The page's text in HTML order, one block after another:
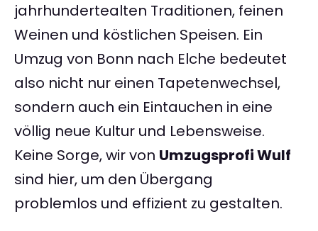
jahrhundertealten Traditionen, feinen
Weinen und köstlichen Speisen. Ein
Umzug von Bonn nach Elche bedeutet
also nicht nur einen Tapetenwechsel,
sondern auch ein Eintauchen in eine
völlig neue Kultur und Lebensweise.
Keine Sorge, wir von Umzugsprofi Wulf
sind hier, um den Übergang
problemlos und effizient zu gestalten.